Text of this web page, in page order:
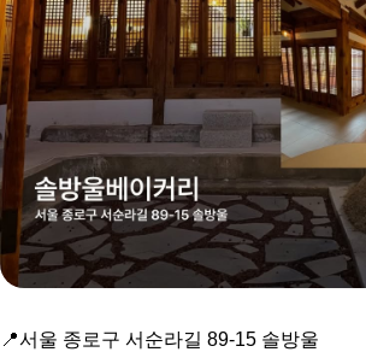
📍서울 종로구 서순라길 89-15 솔방울